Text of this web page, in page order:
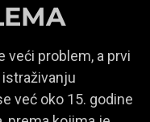
veći problem, a prvi
već oko 15. godine